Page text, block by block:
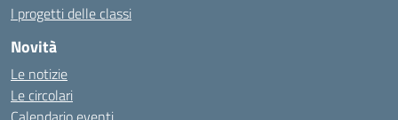
I progetti delle classi
Novità
Le notizie
Le circolari